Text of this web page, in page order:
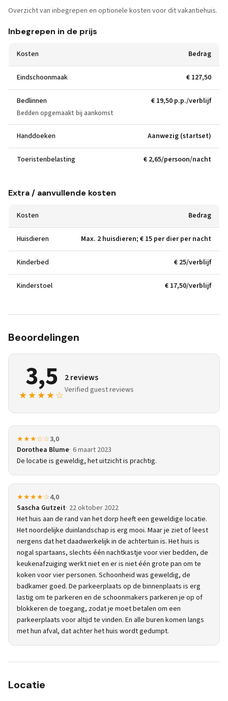
Overzicht van inbegrepen en optionele kosten voor dit vakantiehuis.
Inbegrepen in de prijs
Kosten Bedrag
Eindschoonmaak € 127,50
Bedlinnen
Bedden opgemaakt bij aankomst
€ 19,50 p.p./verblijf
Handdoeken Aanwezig (startset)
Toeristenbelasting € 2,65/persoon/nacht
Extra / aanvullende kosten
Kosten Bedrag
Huisdieren Max. 2 huisdieren; € 15 per dier per nacht
Kinderbed € 25/verblijf
Kinderstoel € 17,50/verblijf
Beoordelingen
3,5
★★★★☆
2 reviews
Verified guest reviews
★★★☆☆3,0
Dorothea Blume 6 maart 2023
De locatie is geweldig, het uitzicht is prachtig.
★★★★☆4,0
Sascha Gutzeit 22 oktober 2022
Het huis aan de rand van het dorp heeft een geweldige locatie.
Het noordelijke duinlandschap is erg mooi. Maar je ziet of leest
nergens dat het daadwerkelijk in de achtertuin is. Het huis is
nogal spartaans, slechts één nachtkastje voor vier bedden, de
keukenafzuiging werkt niet en er is niet één grote pan om te
koken voor vier personen. Schoonheid was geweldig, de
badkamer goed. De parkeerplaats op de binnenplaats is erg
lastig om te parkeren en de schoonmakers parkeren je op of
blokkeren de toegang, zodat je moet betalen om een
parkeerplaats voor altijd te vinden. En alle buren komen langs
met hun afval, dat achter het huis wordt gedumpt.
Locatie